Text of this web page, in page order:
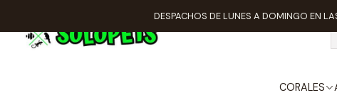
CORALES
DESPACHOS DE LUNES A DOMINGO EN